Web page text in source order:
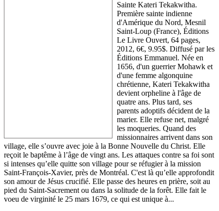
Sainte Kateri Tekakwitha.
Première sainte indienne
d'Amérique du Nord, Mesnil
Saint-Loup (France), Éditions
Le Livre Ouvert, 64 pages,
2012, 6€, 9.95$. Diffusé par les
Éditions Emmanuel. Née en
1656, d'un guerrier Mohawk et
d'une femme algonquine
chrétienne, Kateri Tekakwitha
devient orpheline à l'âge de
quatre ans. Plus tard, ses
parents adoptifs décident de la
marier. Elle refuse net, malgré
les moqueries. Quand des
missionnaires arrivent dans son
village, elle s’ouvre avec joie à la Bonne Nouvelle du Christ. Elle
reçoit le baptême à l’âge de vingt ans. Les attaques contre sa foi sont
si intenses qu’elle quitte son village pour se réfugier à la mission
Saint-François-Xavier, près de Montréal. C'est là qu’elle approfondit
son amour de Jésus crucifié. Elle passe des heures en prière, soit au
pied du Saint-Sacrement ou dans la solitude de la forêt. Elle fait le
voeu de virginité le 25 mars 1679, ce qui est unique à...